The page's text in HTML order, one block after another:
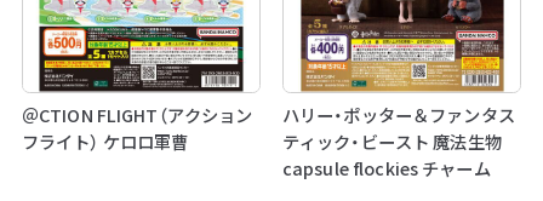
＠CTION FLIGHT（アクション
フライト） ケロロ軍曹
ハリー・ポッター＆ファンタス
ティック・ビースト 魔法生物
capsule flockies チャーム